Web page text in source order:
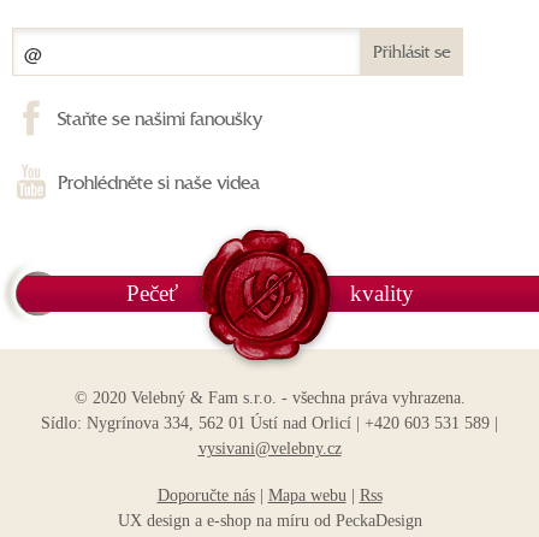
Přihlásit se
Staňte se našimi fanoušky
Prohlédněte si naše videa
Pečeť kvality
© 2020 Velebný & Fam s.r.o. - všechna práva vyhrazena.
Sídlo: Nygrínova 334, 562 01 Ústí nad Orlicí | +420 603 531 589 |
vysivani@velebny.cz
Doporučte nás| Mapa webu| Rss
UX designa e-shop na míruod PeckaDesign